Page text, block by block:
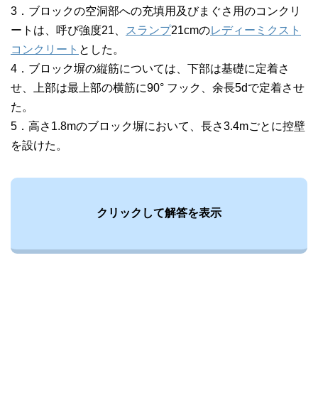
3．ブロックの空洞部への充填用及びまぐさ用のコンクリ
ートは、呼び強度21、
スランプ21cmのレディーミクスト
コンクリート とした。
4．ブロック塀の縦筋については、下部は基礎に定着さ
せ、上部は最上部の横筋に90° フック、余長5dで定着させ
た。
5．高さ1.8mのブロック塀において、長さ3.4mごとに控壁
を設けた。
クリックして解答を表示